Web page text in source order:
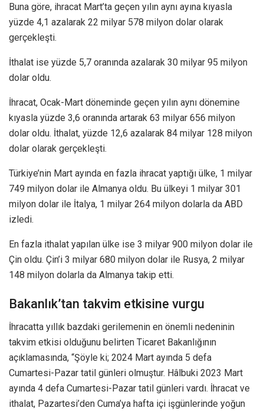
Buna göre, ihracat Mart’ta geçen yılın aynı ayına kıyasla
yüzde 4,1 azalarak 22 milyar 578 milyon dolar olarak
gerçekleşti.
İthalat ise yüzde 5,7 oranında azalarak 30 milyar 95 milyon
dolar oldu.
İhracat, Ocak-Mart döneminde geçen yılın aynı dönemine
kıyasla yüzde 3,6 oranında artarak 63 milyar 656 milyon
dolar oldu. İthalat, yüzde 12,6 azalarak 84 milyar 128 milyon
dolar olarak gerçekleşti.
Türkiye’nin Mart ayında en fazla ihracat yaptığı ülke, 1 milyar
749 milyon dolar ile Almanya oldu. Bu ülkeyi 1 milyar 301
milyon dolar ile İtalya, 1 milyar 264 milyon dolarla da ABD
izledi.
En fazla ithalat yapılan ülke ise 3 milyar 900 milyon dolar ile
Çin oldu. Çin’i 3 milyar 680 milyon dolar ile Rusya, 2 milyar
148 milyon dolarla da Almanya takip etti.
Bakanlık’tan takvim etkisine vurgu
İhracatta yıllık bazdaki gerilemenin en önemli nedeninin
takvim etkisi olduğunu belirten Ticaret Bakanlığının
açıklamasında, “Şöyle ki; 2024 Mart ayında 5 defa
Cumartesi-Pazar tatil günleri olmuştur. Hâlbuki 2023 Mart
ayında 4 defa Cumartesi-Pazar tatil günleri vardı. İhracat ve
ithalat, Pazartesi’den Cuma’ya hafta içi işgünlerinde yoğun